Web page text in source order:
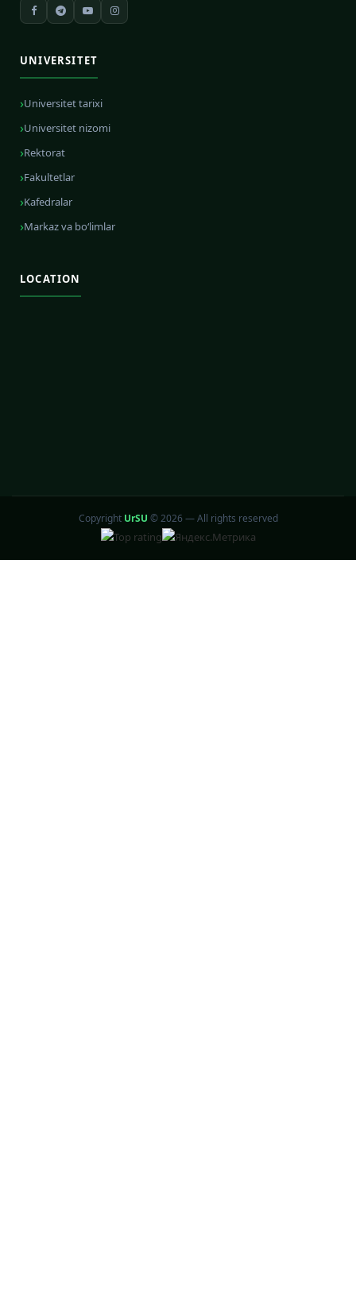
UNIVERSITET
Universitet tarixi
Universitet nizomi
Rektorat
Fakultetlar
Kafedralar
Markaz va bo‘limlar
LOCATION
Copyright UrSU ©2026 — All rights reserved